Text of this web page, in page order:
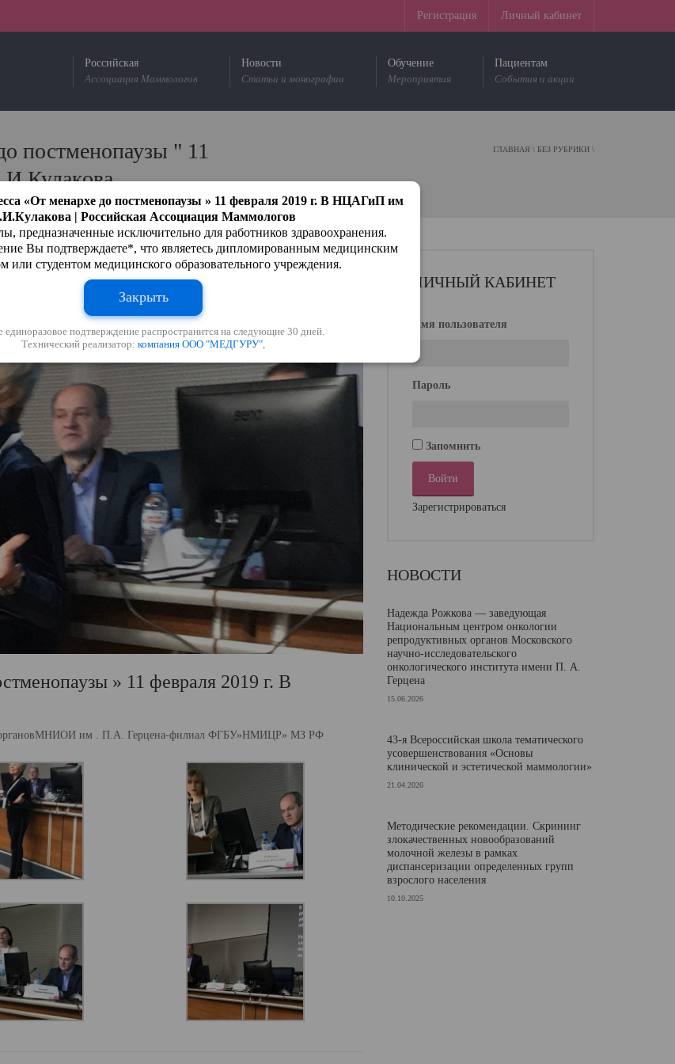
Регистрация Личный кабинет
Российская
Ассоциация Маммологов
Новости
Статьи и монографии
Обучение
Мероприятия
Пациентам
События и акции
постменопаузы " 11
ГЛАВНАЯ \ БЕЗ РУБРИКИ \
» 11 февраля 2019 г. В
органовМНИОИ им . П.А. Герцена-филиал ФГБУ»НМИЦР» МЗ РФ
ЛИЧНЫЙ КАБИНЕТ
Имя пользователя
Пароль
Запомнить
Зарегистрироваться
НОВОСТИ
Надежда Рожкова — заведующая
Национальным центром онкологии
репродуктивных органов Московского
научно-исследовательского
онкологического института имени П. А.
Герцена
15.06.2026
43-я Всероссийская школа тематического
усовершенствования «Основы
клинической и эстетической маммологии»
21.04.2026
Методические рекомендации. Скрининг
злокачественных новообразований
молочной железы в рамках
диспансеризации определенных групп
взрослого населения
10.10.2025
«От менархе до постменопаузы » 11 февраля 2019 г. В НЦАГиП им
| Российская Ассоциация Маммологов
предназначенные исключительно для работников здравоохранения.
Вы подтверждаете*, что являетесь дипломированным медицинским
или студентом медицинского образовательного учреждения.
Закрыть
единоразовое подтверждение распространится на следующие 30 дней.
Технический реализатор: компания ООО "МЕДГУРУ"